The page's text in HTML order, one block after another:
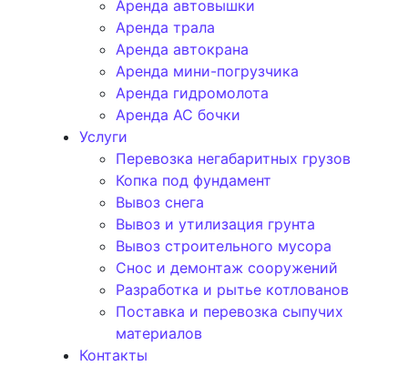
Аренда автовышки
Аренда трала
Аренда автокрана
Аренда мини-погрузчика
Аренда гидромолота
Аренда АС бочки
Услуги
Перевозка негабаритных грузов
Копка под фундамент
Вывоз снега
Вывоз и утилизация грунта
Вывоз строительного мусора
Снос и демонтаж сооружений
Разработка и рытье котлованов
Поставка и перевозка сыпучих
материалов
Контакты